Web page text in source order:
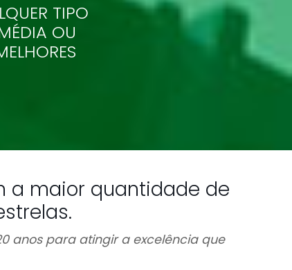
TIPO
OU
a maior quantidade de
anos para atingir a excelência que